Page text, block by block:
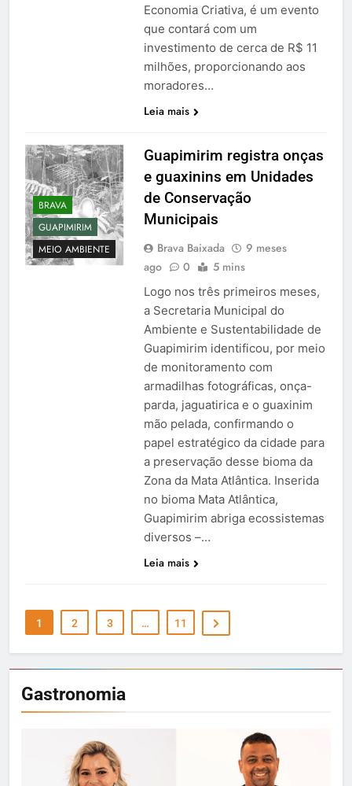
Gastronomia
Economia Criativa, é um evento
que contará com um
investimento de cerca de R$ 11
milhões, proporcionando aos
moradores…
Leia mais
BRAVA
GUAPIMIRIM
MEIO AMBIENTE
Guapimirim registra onças
e guaxinins em Unidades
de Conservação
Municipais
Brava Baixada
9 meses
ago
0 5 mins
Logo nos três primeiros meses,
a Secretaria Municipal do
Ambiente e Sustentabilidade de
Guapimirim identificou, por meio
de monitoramento com
armadilhas fotográficas, onça-
parda, jaguatirica e o guaxinim
mão pelada, confirmando o
papel estratégico da cidade para
a preservação desse bioma da
Zona da Mata Atlântica. Inserida
no bioma Mata Atlântica,
Guapimirim abriga ecossistemas
diversos –…
Leia mais
1 2 3 … 11